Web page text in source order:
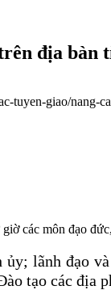
địa bàn
tuyen-giao/
các môn đạo
lãnh đạo
tạo các địa